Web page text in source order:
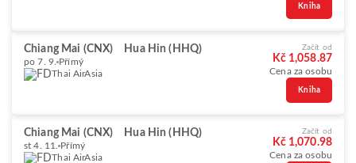
Kniha
Chiang Mai (CNX) Hua Hin (HHQ)
po 7. 9. Přímý
Thai AirAsia
Začít od
Kč 1,058.87
Cena za osobu
Kniha
Chiang Mai (CNX) Hua Hin (HHQ)
st 4. 11. Přímý
Thai AirAsia
Začít od
Kč 1,070.98
Cena za osobu